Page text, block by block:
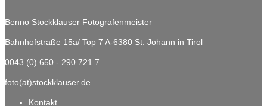
Benno Stockklauser Fotografenmeister
Bahnhofstraße 15a/ Top 7 A-6380 St. Johann in Tirol
0043 (0) 650 - 290 721 7
foto(at)stockklauser.de
Kontakt